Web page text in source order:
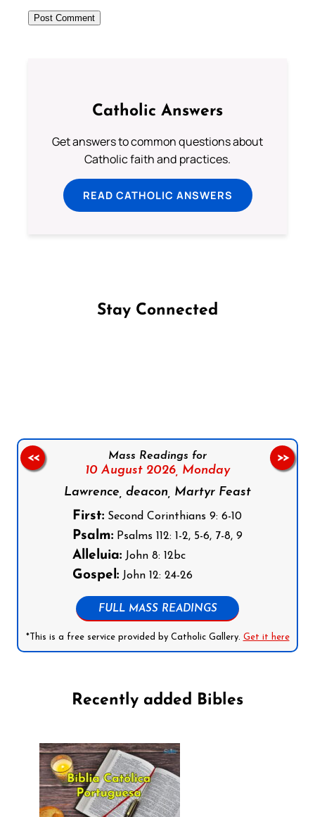
Catholic Answers
Get answers to common questions about
Catholic faith and practices.
READ CATHOLIC ANSWERS
Stay Connected
Mass Readings for
10 August 2026, Monday
Lawrence, deacon, Martyr Feast
First: Second Corinthians 9: 6-10
Psalm: Psalms 112: 1-2, 5-6, 7-8, 9
Alleluia: John 8: 12bc
Gospel: John 12: 24-26
FULL MASS READINGS
*This is a free service provided by Catholic Gallery. Get it here
<< >>
Recently added Bibles